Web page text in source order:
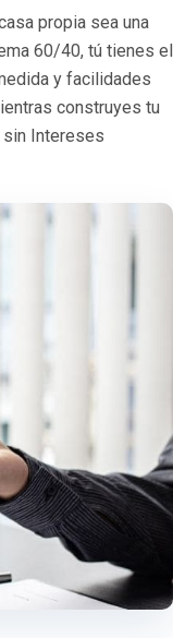
propia sea una
60/40, tú tienes el
y facilidades
construyes tu
sin Intereses